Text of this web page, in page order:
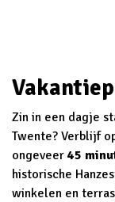
Zin in een dagje
Twente? Verblijf
ongeveer 45
historische
winkelen en